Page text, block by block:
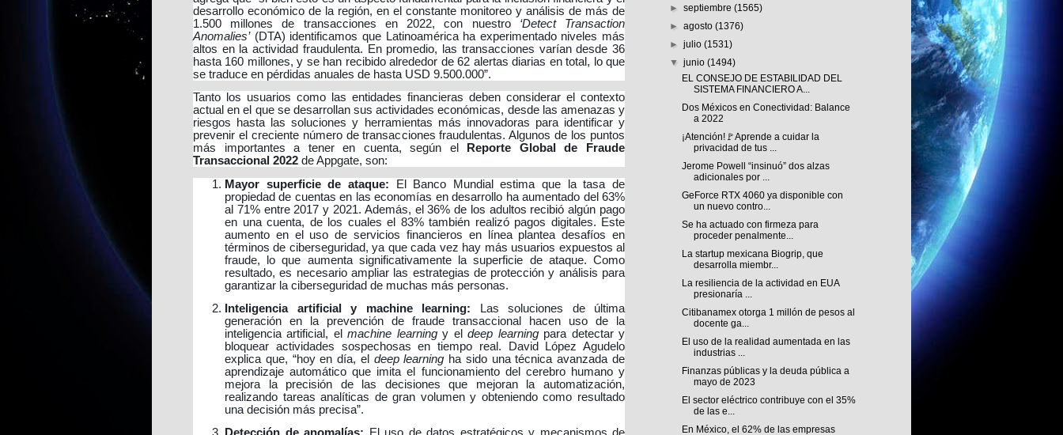
desarrollo económico de la región, en el constante monitoreo y análisis de más de
1.500 millones de transacciones en 2022, con nuestro ‘Detect Transaction
Anomalies’(DTA) identificamos que Latinoamérica ha experimentado niveles más
altos en la actividad fraudulenta. En promedio, las transacciones varían desde 36
hasta 160 millones, y se han recibido alrededor de 62 alertas diarias en total, lo que
se traduce en pérdidas anuales de hasta USD 9.500.000”.
Tanto los usuarios como las entidades financieras deben considerar el contexto
actual en el que se desarrollan sus actividades económicas, desde las amenazas y
riesgos hasta las soluciones y herramientas más innovadoras para identificar y
prevenir el creciente número de transacciones fraudulentas. Algunos de los puntos
más importantes a tener en cuenta, según el
Reporte Global de Fraude
Transaccional 2022 de Appgate, son:
Mayor superficie de ataque: El Banco Mundial estima que la tasa de
propiedad de cuentas en las economías en desarrollo ha aumentado del 63%
al 71% entre 2017 y 2021. Además, el 36% de los adultos recibió algún pago
en una cuenta, de los cuales el 83% también realizó pagos digitales. Este
aumento en el uso de servicios financieros en línea plantea desafíos en
términos de ciberseguridad, ya que cada vez hay más usuarios expuestos al
fraude, lo que aumenta significativamente la superficie de ataque. Como
resultado, es necesario ampliar las estrategias de protección y análisis para
garantizar la ciberseguridad de muchas más personas.
Inteligencia artificial y machine learning: Las soluciones de última
generación en la prevención de fraude transaccional hacen uso de la
inteligencia artificial, elmachine learningy eldeep learningpara detectar y
bloquear actividades sospechosas en tiempo real. David López Agudelo
explica que, “hoy en día, el deep learning ha sido una técnica avanzada de
aprendizaje automático que imita el funcionamiento del cerebro humano y
mejora la precisión de las decisiones que mejoran la automatización,
realizando tareas analíticas de gran volumen y obteniendo como resultado
una decisión más precisa”.
►septiembre(1565)
►agosto(1376)
►julio(1531)
▼junio(1494)
EL CONSEJO DE ESTABILIDAD DEL
SISTEMA FINANCIERO A...
Dos Méxicos en Conectividad: Balance
a 2022
¡Atención!🚩Aprende a cuidar la
privacidad de tus ...
Jerome Powell “insinuó” dos alzas
adicionales por ...
GeForce RTX 4060 ya disponible con
un nuevo contro...
Se ha actuado con firmeza para
proceder penalmente...
La startup mexicana Biogrip, que
desarrolla miembr...
La resiliencia de la actividad en EUA
presionaría ...
Citibanamex otorga 1 millón de pesos al
docente ga...
El uso de la realidad aumentada en las
industrias ...
Finanzas públicas y la deuda pública a
mayo de 2023
El sector eléctrico contribuye con el 35%
de las e...
En México, el 62% de las empresas